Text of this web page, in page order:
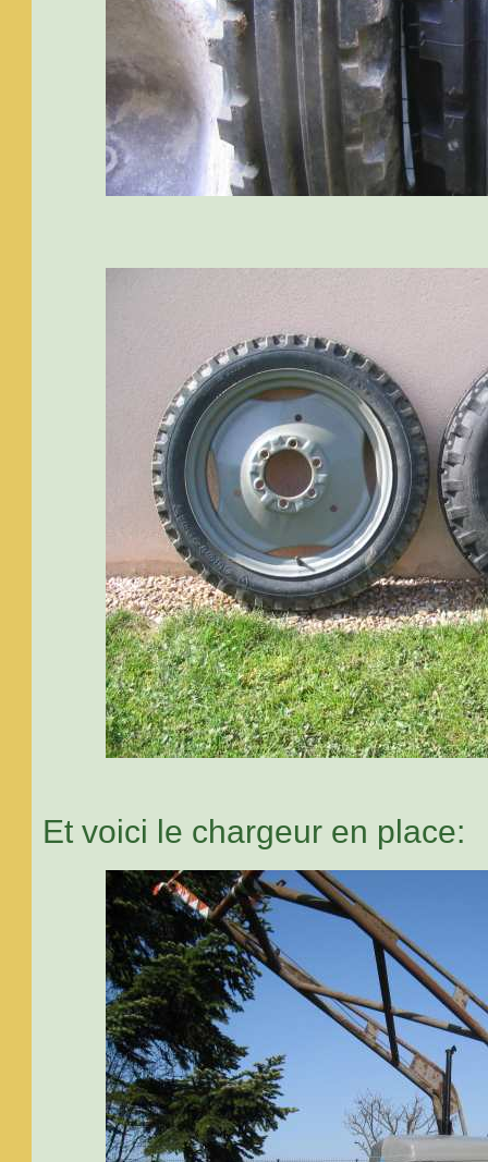
Et voici le chargeur en place: